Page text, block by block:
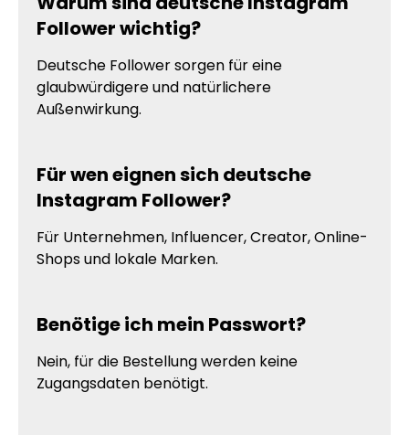
Follower wichtig?
Deutsche Follower sorgen für eine
glaubwürdigere und natürlichere
Außenwirkung.
Für wen eignen sich deutsche
Instagram Follower?
Für Unternehmen, Influencer, Creator, Online-
Shops und lokale Marken.
Benötige ich mein Passwort?
Nein, für die Bestellung werden keine
Zugangsdaten benötigt.